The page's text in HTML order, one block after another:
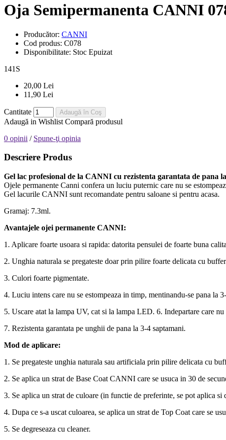
Oja Semipermanenta CANNI
Producător: CANNI
Cod produs: C078
Disponibilitate: Stoc Epuizat
141 S
20,00 Lei
11,90 Lei
Cantitate Adaugă în Coş
Adaugă in Wishlist Compară produsul
0 opinii / Spune-ţi opinia
Descriere Produs
Gel lac profesional de la CANNI cu rezistenta garantata de pana
Ojele permanente Canni confera un luciu puternic care nu se
Gel lacurile CANNI sunt recomandate pentru saloane si pentru acasa.
Gramaj: 7.3ml.
Avantajele ojei permanente CANNI:
1. Aplicare foarte usoara si rapida: datorita pensulei de foarte buna
2. Unghia naturala se pregateste doar prin pilire foarte delicata cu
3. Culori foarte pigmentate.
4. Luciu intens care nu se estompeaza in timp, mentinandu-se pana la
5. Uscare atat la lampa UV, cat si la lampa LED. 6. Indepartare care
7. Rezistenta garantata pe unghii de pana la 3-4 saptamani.
Mod de aplicare:
1. Se pregateste unghia naturala sau artificiala prin pilire delicata cu
2. Se aplica un strat de Base Coat CANNI care se usuca in 30 de
3. Se aplica un strat de culoare (in functie de preferinte, se pot aplica
4. Dupa ce s-a uscat culoarea, se aplica un strat de Top Coat care se
5. Se degreseaza cu cleaner.